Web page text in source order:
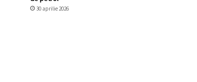
30 aprilie 2026